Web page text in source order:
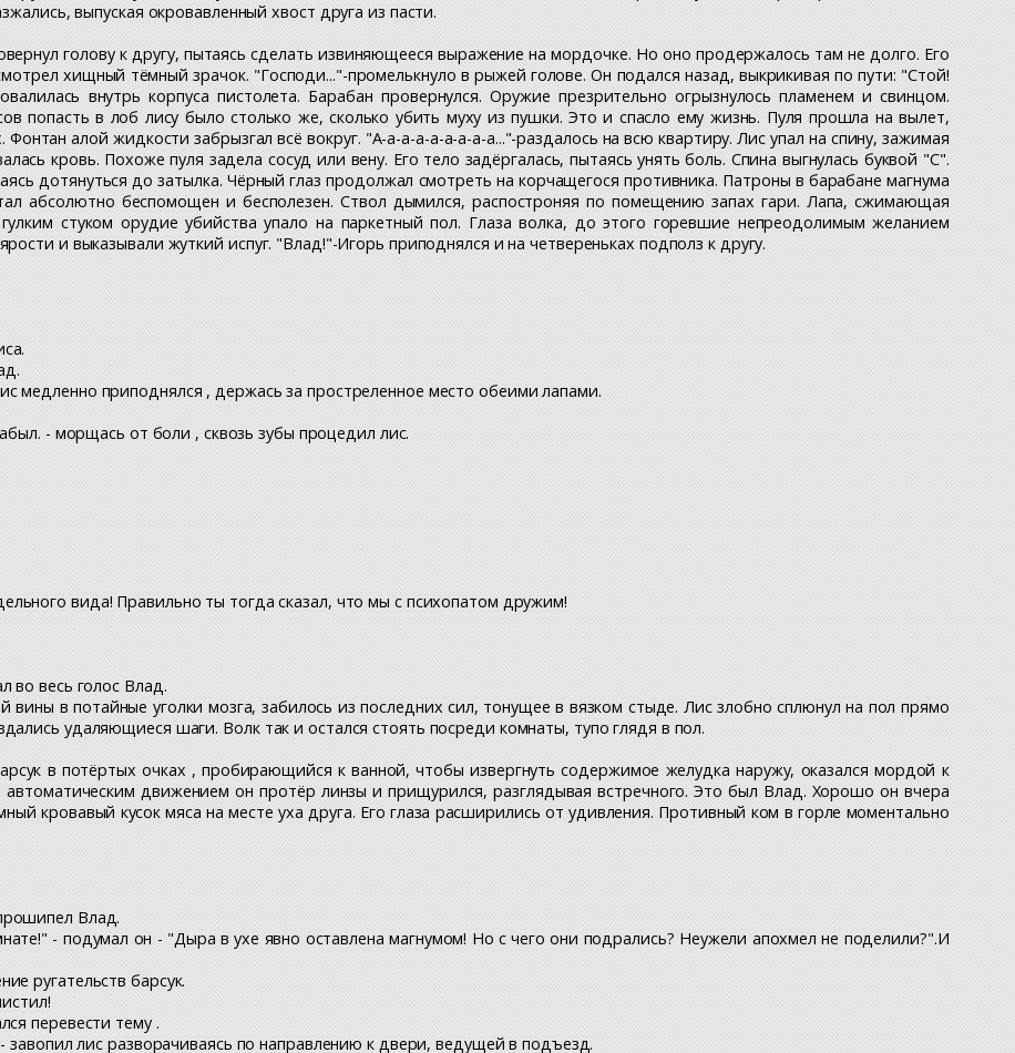
выпуская окровавленный хвост друга из пасти.
голову к другу, пытаясь сделать извиняющееся выражение на мордочке. Но оно продержалось там не долго. Его
хищный тёмный зрачок. "Господи..."-промелькнуло в рыжей голове. Он подался назад, выкрикивая по пути: "Стой!
внутрь корпуса пистолета. Барабан провернулся. Оружие презрительно огрызнулось пламенем и свинцом.
попасть в лоб лису было столько же, сколько убить муху из пушки. Это и спасло ему жизнь. Пуля прошла на вылет,
алой жидкости забрызгал всё вокруг. "А-а-а-а-а-а-а-а-а..."-раздалось на всю квартиру. Лис упал на спину, зажимая
кровь. Похоже пуля задела сосуд или вену. Его тело задёргалась, пытаясь унять боль. Спина выгнулась буквой "С".
дотянуться до затылка. Чёрный глаз продолжал смотреть на корчащегося противника. Патроны в барабане магнума
абсолютно беспомощен и бесполезен. Ствол дымился, распостроняя по помещению запах гари. Лапа, сжимающая
стуком орудие убийства упало на паркетный пол. Глаза волка, до этого горевшие непреодолимым желанием
и выказывали жуткий испуг. "Влад!"-Игорь приподнялся и на четвереньках подполз к другу.
медленно приподнялся , держась за простреленное место обеими лапами.
- морщась от боли , сквозь зубы процедил лис.
вида! Правильно ты тогда сказал, что мы с психопатом дружим!
во весь голос Влад.
вины в потайные уголки мозга, забилось из последних сил, тонущее в вязком стыде. Лис злобно сплюнул на пол прямо
удаляющиеся шаги. Волк так и остался стоять посреди комнаты, тупо глядя в пол.
в потёртых очках , пробирающийся к ванной, чтобы извергнуть содержимое желудка наружу, оказался мордой к
движением он протёр линзы и прищурился, разглядывая встречного. Это был Влад. Хорошо он вчера
кровавый кусок мяса на месте уха друга. Его глаза расширились от удивления. Противный ком в горле моментально
Влад.
- подумал он - "Дыра в ухе явно оставлена магнумом! Но с чего они подрались? Неужели апохмел не поделили?".И
ругательств барсук.
перевести тему .
завопил лис разворачиваясь по направлению к двери, ведущей в подъезд.